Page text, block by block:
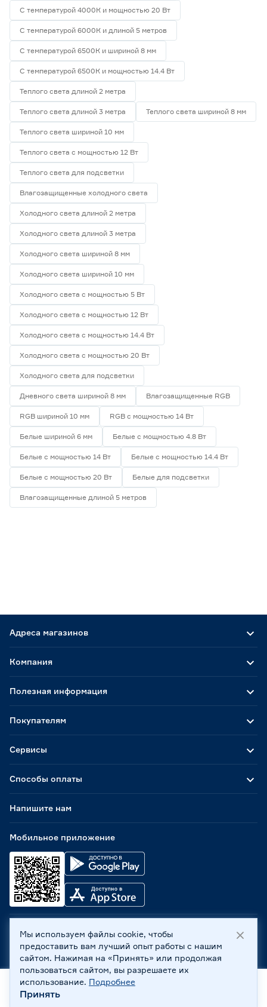
С температурой 4000К и мощностью 20 Вт
С температурой 6000К и длиной 5 метров
С температурой 6500К и шириной 8 мм
С температурой 6500К и мощностью 14.4 Вт
Теплого света длиной 2 метра
Теплого света длиной 3 метра Теплого света шириной 8 мм
Теплого света шириной 10 мм
Теплого света с мощностью 12 Вт
Теплого света для подсветки
Влагозащищенные холодного света
Холодного света длиной 2 метра
Холодного света длиной 3 метра
Холодного света шириной 8 мм
Холодного света шириной 10 мм
Холодного света с мощностью 5 Вт
Холодного света с мощностью 12 Вт
Холодного света с мощностью 14.4 Вт
Холодного света с мощностью 20 Вт
Холодного света для подсветки
Дневного света шириной 8 мм Влагозащищенные RGB
RGB шириной 10 мм RGB с мощностью 14 Вт
Белые шириной 6 мм Белые с мощностью 4.8 Вт
Белые с мощностью 14 Вт Белые с мощностью 14.4 Вт
Белые с мощностью 20 Вт Белые для подсветки
Влагозащищенные длиной 5 метров
Адреса магазинов
Способы оплаты
Мобильное приложение
Компания
Полезная информация
Покупателям
Сервисы
Напишите нам
ООО «Бауцентр Рус» 2004 -2026, 236029, г. Калининград,
ул. А.Невского, 205. ИНН 7702596813, КПП 390601001 ©
Все права защищены
Политика обработки персональных данных
Правовая информация
Охрана труда
Главная
Мы используем файлы cookie, чтобы
предоставить вам лучший опыт работы с нашим
сайтом. Нажимая на «Принять» или продолжая
пользоваться сайтом, вы разрешаете их
использование. Подробнее
Принять